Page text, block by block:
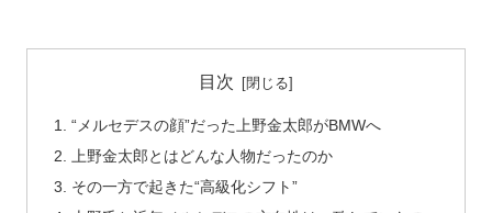
目次
“メルセデスの顔”だった上野金太郎がBMWへ
上野金太郎とはどんな人物だったのか
その一方で起きた“高級化シフト”